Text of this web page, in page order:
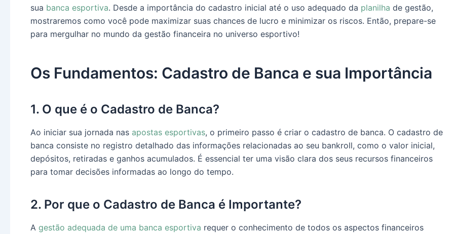
sua banca esportiva. Desde a importância do cadastro inicial até o uso adequado da planilha de gestão,
mostraremos como você pode maximizar suas chances de lucro e minimizar os riscos. Então, prepare-se
para mergulhar no mundo da gestão financeira no universo esportivo!
Os Fundamentos: Cadastro de Banca e sua Importância
1. O que é o Cadastro de Banca?
Ao iniciar sua jornada nas apostas esportivas, o primeiro passo é criar o cadastro de banca. O cadastro de
banca consiste no registro detalhado das informações relacionadas ao seu bankroll, como o valor inicial,
depósitos, retiradas e ganhos acumulados. É essencial ter uma visão clara dos seus recursos financeiros
para tomar decisões informadas ao longo do tempo.
2. Por que o Cadastro de Banca é Importante?
A gestão adequada de uma banca esportiva requer o conhecimento de todos os aspectos financeiros